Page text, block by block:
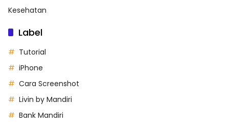
Kesehatan
Label
Tutorial
iPhone
Cara Screenshot
Livin by Mandiri
Bank Mandiri